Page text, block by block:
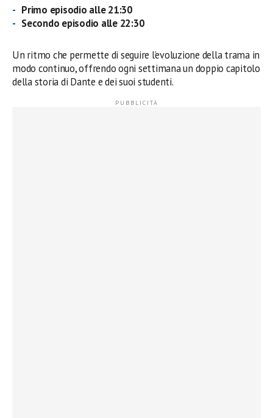
Primo episodio alle 21:30
Secondo episodio alle 22:30
Un ritmo che permette di seguire l’evoluzione della trama in
modo continuo, offrendo ogni settimana un doppio capitolo
della storia di Dante e dei suoi studenti.